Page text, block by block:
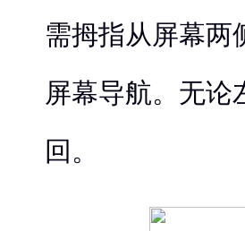
需拇指从屏幕两
屏幕导航。无论
回。